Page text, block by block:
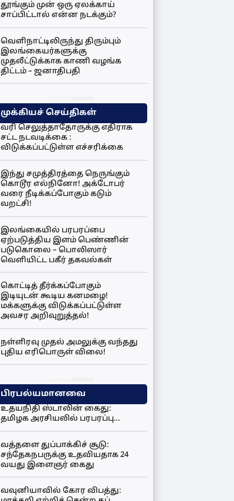
தூங்கும் முன் ஒரு ஏலக்காய்
சாப்பிட்டால் என்ன நடக்கும்?
வெளிநாட்டிலிருந்து திரும்பும்
இலங்கையர்களுக்கு
முதலீட்டுக்காக காணி வழங்க
திட்டம் – ஜனாதிபதி
முக்கியச் செய்திகள்
வரி செலுத்தாதோருக்கு எதிராக
சட்ட நடவடிக்கை :
விடுக்கப்பட்டுள்ள எச்சரிக்கை
இந்து சமுத்திரத்தை நெருங்கும்
கொடூர எல்நினோ! அக்டோபர்
வரை நீடிக்கப்போகும் கடும்
வறட்சி!
இலங்கையில் பரபரப்பை
ஏற்படுத்திய இளம் பெண்ணின்
படுகொலை – பொலிஸார்
வெளியிட்ட பகீர் தகவல்கள்
கொட்டித் தீர்க்கப்போகும்
இடியுடன் கூடிய கனமழை!
மக்களுக்கு விடுக்கப்பட்டுள்ள
அவசர அறிவுறுத்தல்!
நள்ளிரவு முதல் அமலுக்கு வந்தது
புதிய எரிபொருள் விலை!
பிரபல்யமானவை
உதயநிதி ஸ்டாலின் கைது:
தமிழக அரசியலில் பரபரப்பு…
வத்தளை துப்பாக்கிச் சூடு:
சந்தேகநபருக்கு உதவியதாக 24
வயது இளைஞர் கைது
வவுனியாவில் கோர விபத்து: